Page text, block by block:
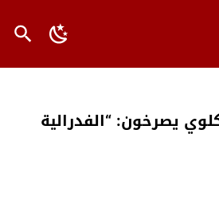
يصرخون: “الفدرالية